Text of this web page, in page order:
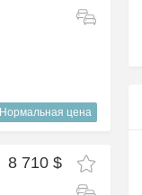
Нормальная цена
8 710 $